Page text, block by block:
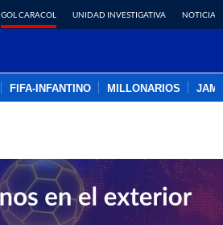
GOL CARACOL UNIDAD INVESTIGATIVA NOTICIAS
FIFA-INFANTINO MILLONARIOS